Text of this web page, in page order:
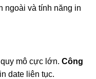
ngoài và tính năng in
mô cực lớn. Công
date liên tục.